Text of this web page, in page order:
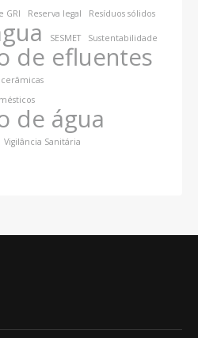
GRI
Reserva legal Resíduos sólidos
SESMET Sustentabilidade
de efluentes
de água
Vigilância Sanitária